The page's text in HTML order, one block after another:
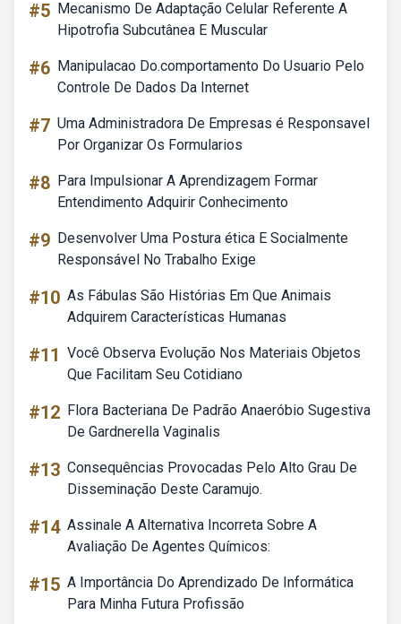
#5 Mecanismo De Adaptação Celular Referente A
Hipotrofia Subcutânea E Muscular
#6 Manipulacao Do.comportamento Do Usuario Pelo
Controle De Dados Da Internet
#7 Uma Administradora De Empresas é Responsavel
Por Organizar Os Formularios
#8 Para Impulsionar A Aprendizagem Formar
Entendimento Adquirir Conhecimento
#9 Desenvolver Uma Postura ética E Socialmente
Responsável No Trabalho Exige
#10 As Fábulas São Histórias Em Que Animais
Adquirem Características Humanas
#11 Você Observa Evolução Nos Materiais Objetos
Que Facilitam Seu Cotidiano
#12 Flora Bacteriana De Padrão Anaeróbio Sugestiva
De Gardnerella Vaginalis
#13 Consequências Provocadas Pelo Alto Grau De
Disseminação Deste Caramujo.
#14 Assinale A Alternativa Incorreta Sobre A
Avaliação De Agentes Químicos:
#15 A Importância Do Aprendizado De Informática
Para Minha Futura Profissão